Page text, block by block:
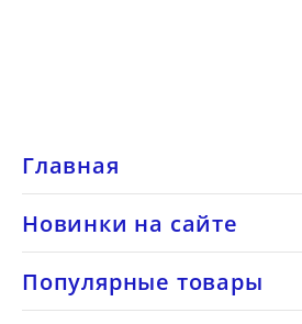
Главная
Новинки на сайте
Популярные товары